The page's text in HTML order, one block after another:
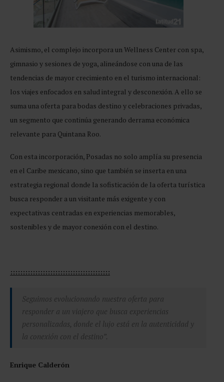
Asimismo, el complejo incorpora un Wellness Center con spa,
gimnasio y sesiones de yoga, alineándose con una de las
tendencias de mayor crecimiento en el turismo internacional:
los viajes enfocados en salud integral y desconexión. A ello se
suma una oferta para bodas destino y celebraciones privadas,
un segmento que continúa generando derrama económica
relevante para Quintana Roo.
Con esta incorporación, Posadas no solo amplía su presencia
en el Caribe mexicano, sino que también se inserta en una
estrategia regional donde la sofisticación de la oferta turística
busca responder a un visitante más exigente y con
expectativas centradas en experiencias memorables,
sostenibles y de mayor conexión con el destino.
::::::::::::::::::::::::::::::::::::::::
Seguimos evolucionando nuestra oferta para
responder a un viajero que busca experiencias
personalizadas, donde el lujo está en la autenticidad y
la conexión con el destino”.
Enrique Calderón